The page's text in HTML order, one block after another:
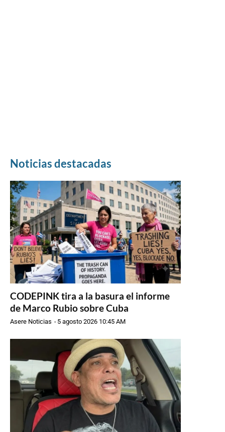
Noticias destacadas
CODEPINK tira a la basura el informe
de Marco Rubio sobre Cuba
Asere Noticias - 5 agosto 2026 10:45 AM